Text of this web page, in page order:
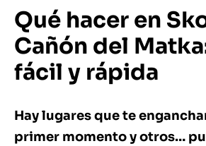
Qué hacer en
Cañón del
fácil y rápida
Hay lugares que te
primer momento y otros…